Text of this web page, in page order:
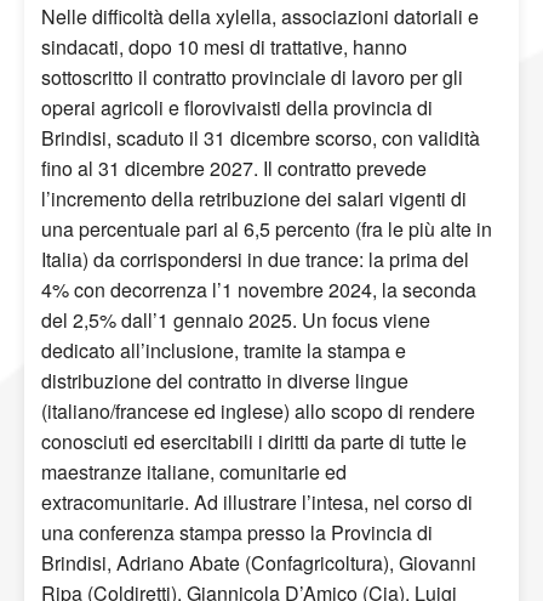
Nelle difficoltà della xylella, associazioni datoriali e
sindacati, dopo 10 mesi di trattative, hanno
sottoscritto il contratto provinciale di lavoro per gli
operai agricoli e florovivaisti della provincia di
Brindisi, scaduto il 31 dicembre scorso, con validità
fino al 31 dicembre 2027. Il contratto prevede
l’incremento della retribuzione dei salari vigenti di
una percentuale pari al 6,5 percento (fra le più alte in
Italia) da corrispondersi in due trance: la prima del
4% con decorrenza l’1 novembre 2024, la seconda
del 2,5% dall’1 gennaio 2025. Un focus viene
dedicato all’inclusione, tramite la stampa e
distribuzione del contratto in diverse lingue
(italiano/francese ed inglese) allo scopo di rendere
conosciuti ed esercitabili i diritti da parte di tutte le
maestranze italiane, comunitarie ed
extracomunitarie. Ad illustrare l’intesa, nel corso di
una conferenza stampa presso la Provincia di
Brindisi, Adriano Abate (Confagricoltura), Giovanni
Ripa (Coldiretti), Giannicola D’Amico (Cia), Luigi